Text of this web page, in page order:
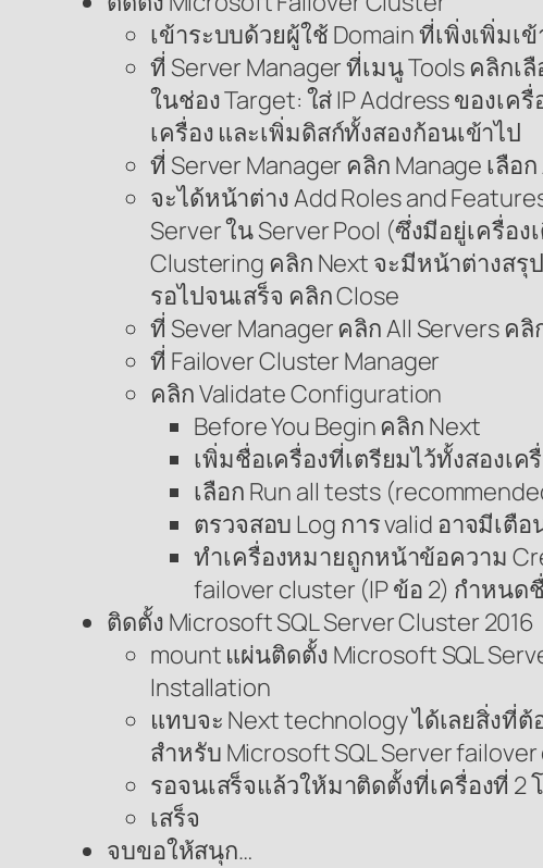
เข้าระบบด้วยผู้ใช้ Domain ที่เพิ่งเพิ่ม
ที่ Server Manager ที่เมนู Tools คลิกเ
ในช่อง Target: ใส่ IP Address ของเค
เครื่อง และเพิ่มดิสก์ทั้งสองก้อนเข้าไป
ที่ Server Manager คลิก Manage เลือ
จะได้หน้าต่าง Add Roles and
Server ใน Server Pool (ซึ่งมีอยู่เครื่อ
Clustering คลิก Next จะมีหน้าต่างสรุ
รอไปจนเสร็จ คลิก Close
ที่ Sever Manager คลิก All Servers ค
ที่ Failover Cluster Manager
คลิก Validate Configuration
Before You Begin คลิก Next
เพิ่มชื่อเครื่องที่เตรียมไว้ทั้งสองเ
เลือก Run all tests
ตรวจสอบ Log การ valid อาจมีเตื
ทำเครื่องหมายถูกหน้าข้อความ
failover cluster (IP ข้อ 2) กำหนด
ติดตั้ง Microsoft SQL Server Cluster 2016
mount แผ่นติดตั้ง Microsoft SQL
Installation
แทบจะ Next technology ได้เลยสิ่งที่
สำหรับ Microsoft SQL Server
รอจนเสร็จแล้วให้มาติดตั้งที่เครื่องที่ 2
เสร็จ
จบขอให้สนุก…